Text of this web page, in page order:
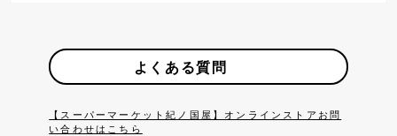
よくある質問
【スーパーマーケット紀ノ国屋】オンラインストアお問
い合わせはこちら